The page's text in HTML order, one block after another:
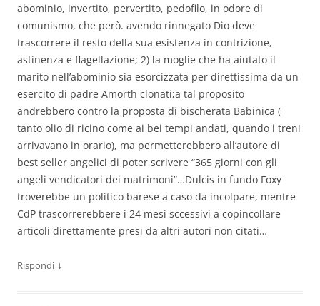
abominio, invertito, pervertito, pedofilo, in odore di
comunismo, che però. avendo rinnegato Dio deve
trascorrere il resto della sua esistenza in contrizione,
astinenza e flagellazione; 2) la moglie che ha aiutato il
marito nell’abominio sia esorcizzata per direttissima da un
esercito di padre Amorth clonati;a tal proposito
andrebbero contro la proposta di bischerata Babinica (
tanto olio di ricino come ai bei tempi andati, quando i treni
arrivavano in orario), ma permetterebbero all’autore di
best seller angelici di poter scrivere “365 giorni con gli
angeli vendicatori dei matrimoni”…Dulcis in fundo Foxy
troverebbe un politico barese a caso da incolpare, mentre
CdP trascorrerebbere i 24 mesi sccessivi a copincollare
articoli direttamente presi da altri autori non citati…
Rispondi ↓